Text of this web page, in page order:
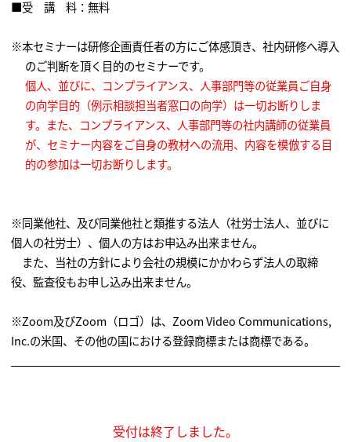
（2020年12月21日） 取材記事掲載
（ 2020年12月21日） 取材記事掲載
日経ビジネス（電子版）に「もうやめる？ノルマ～アフターコロ
ナの目標設定
～Zoomでは人は「上の空」 それでも売り続けるための2つの原
則」
月 日経ビジネス）
ニッポン放送「ゴットアフタヌーンアッコのいいかげんに1000
結果」紹介
サンケイスポーツ、スポーツ報知（2020年6月26日）
結果」掲載
産経ニュース、産経新聞夕刊 一面 （大阪本社発行分）（2020年
「「テレワーク」問い合わせ１００倍 公私線引き難しく」代表
藤山晴久のコメント掲載
■受 講 料：無料
※本セミナーは研修企画責任者の方にご体感頂き、社内研修へ導入
のご判断を頂く目的のセミナーです。
個人、並びに、コンプライアンス、人事部門等の従業員ご自身
の向学目的（例示相談担当者窓口の向学）は一切お断りしま
す。また、コンプライアンス、人事部門等の社内講師の従業員
が、セミナー内容をご自身の教材への流用、内容を模倣する目
的の参加は一切お断りします。
※同業他社、及び同業他社と類推する法人（社労士法人、並びに
個人の社労士）、個人の方はお申込み出来ません。
また、当社の方針により会社の規模にかかわらず法人の取締
役、監査役もお申し込み出来ません。
※Zoom及びZoom（ロゴ）は、Zoom Video Communications,
Inc.の米国、その他の国における登録商標または商標である。
受付は終了しました。